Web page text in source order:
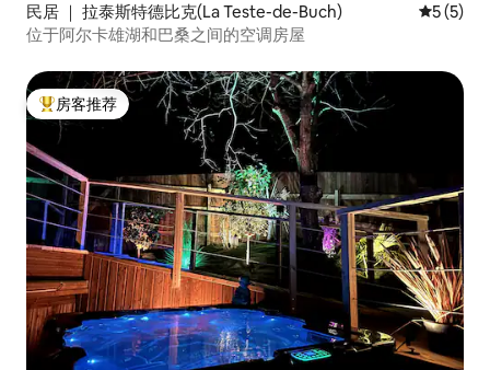
民居 ｜ 拉泰斯特德比克(La Teste-de-Buch) 平均评分
5 (5)
位于阿尔卡雄湖和巴桑之间的空调房屋
热门「房客推荐」
房客推荐